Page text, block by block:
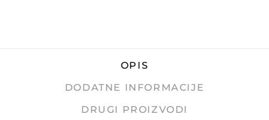
OPIS
DODATNE INFORMACIJE
DRUGI PROIZVODI